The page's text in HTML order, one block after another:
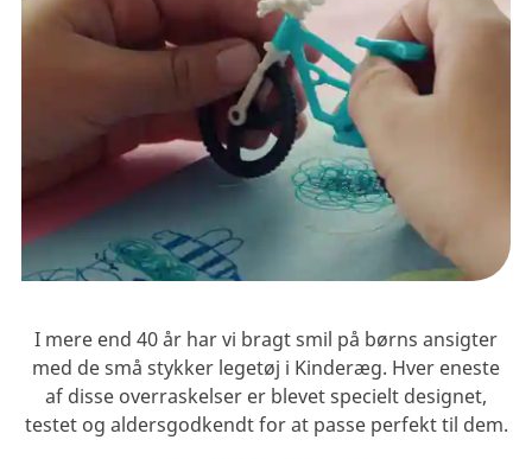
I mere end 40 år har vi bragt smil på børns ansigter
med de små stykker legetøj i Kinderæg. Hver eneste
af disse overraskelser er blevet specielt designet,
testet og aldersgodkendt for at passe perfekt til dem.